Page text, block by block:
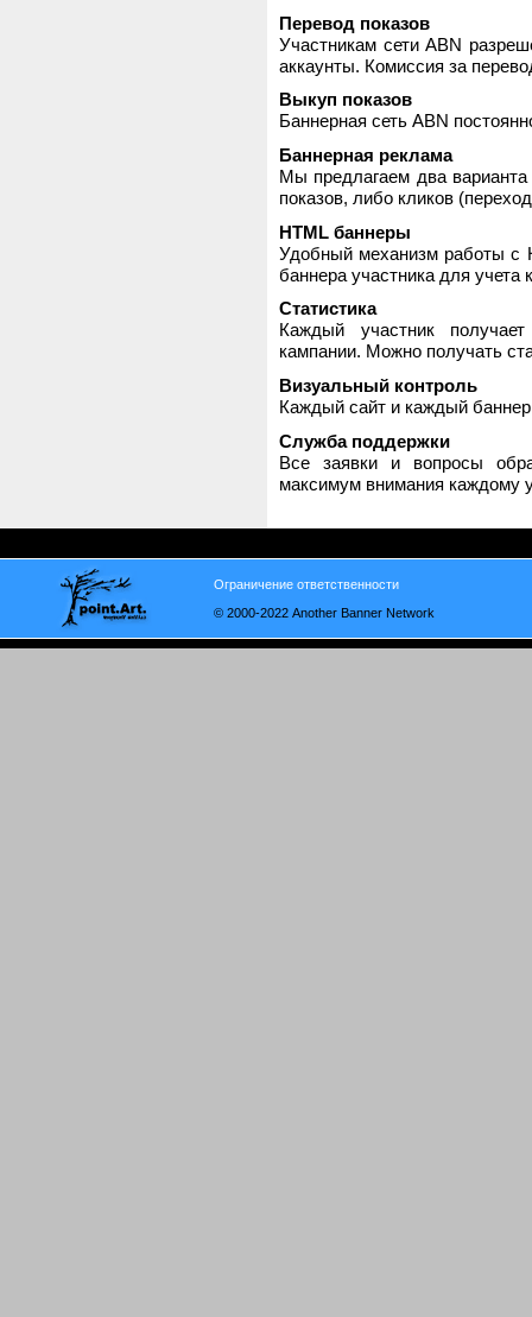
Перевод показов
Участникам сети ABN
аккаунты. Комиссия за
Выкуп показов
Баннерная сеть ABN
Баннерная реклама
Мы предлагаем два
показов, либо кликов
HTML баннеры
Удобный механизм работы с
баннера участника для
Статистика
Каждый участник
кампании. Можно получать
Визуальный контроль
Каждый сайт и каждый
Служба поддержки
Все заявки и вопросы
максимум внимания каждому
Ограничение ответственности
© 2000-2022 Another Banner Network